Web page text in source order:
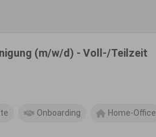
(m/w/d) - Voll-/Teilzeit
Onboarding Home-Office